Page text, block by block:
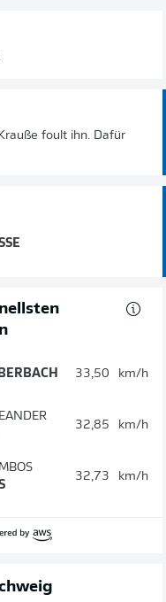
foult ihn. Dafür
33,50 km/h
32,85 km/h
32,73 km/h